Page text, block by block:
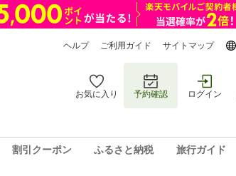
ヘルプ ご利用ガイド サイトマップ
お気に入り 予約確認 ログイン
割引クーポン ふるさと納税 旅行ガイド